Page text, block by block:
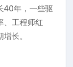
40年，一些驱
、工程师红
长。